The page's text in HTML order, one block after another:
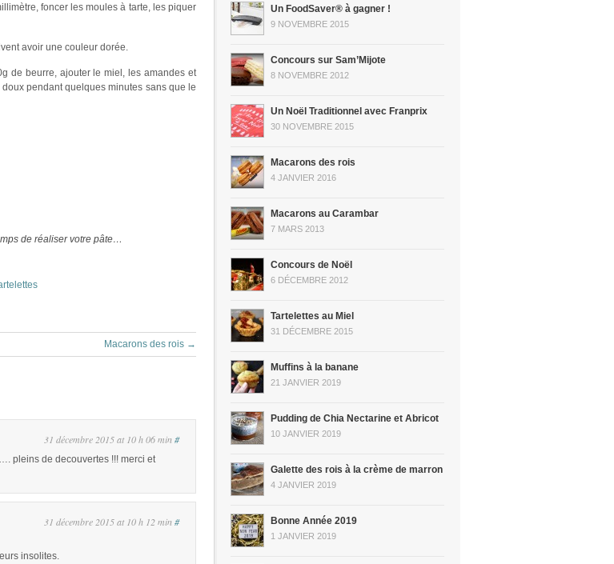
foncer les moules à tarte, les piquer
avoir une couleur dorée.
de beurre, ajouter le miel, les amandes et
pendant quelques minutes sans que le
de réaliser votre pâte…
Macarons des rois →
31 décembre 2015 at 10 h 06 min #
pleins de decouvertes !!! merci et
31 décembre 2015 at 10 h 12 min #
insolites.
Un FoodSaver® à gagner !
9 NOVEMBRE 2015
Concours sur Sam’Mijote
8 NOVEMBRE 2012
Un Noël Traditionnel avec Franprix
30 NOVEMBRE 2015
Macarons des rois
4 JANVIER 2016
Macarons au Carambar
7 MARS 2013
Concours de Noël
6 DÉCEMBRE 2012
Tartelettes au Miel
31 DÉCEMBRE 2015
Muffins à la banane
21 JANVIER 2019
Pudding de Chia Nectarine et Abricot
10 JANVIER 2019
Galette des rois à la crème de marron
4 JANVIER 2019
Bonne Année 2019
1 JANVIER 2019